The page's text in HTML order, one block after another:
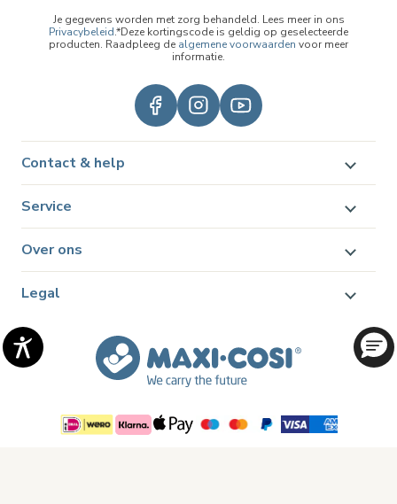
Je gegevens worden met zorg behandeld. Lees meer in ons
Privacybeleid.*Deze kortingscode is geldig op geselecteerde
producten. Raadpleeg de algemene voorwaarden voor meer
informatie.
Contact & help
Service
Over ons
Legal